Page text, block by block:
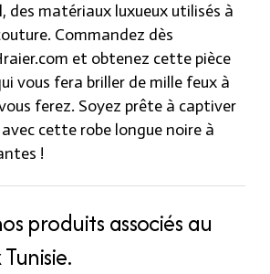
des matériaux luxueux utilisés à
Commandez dès
et obtenez cette pièce
vous fera briller de mille feux à
ferez. Soyez prête à captiver
cette robe longue noire à
!
produits associés au